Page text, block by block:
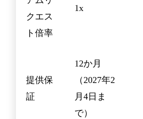
クエス
ト倍率
1x
提供保
証
12か月
（2027年2
月4日ま
で）